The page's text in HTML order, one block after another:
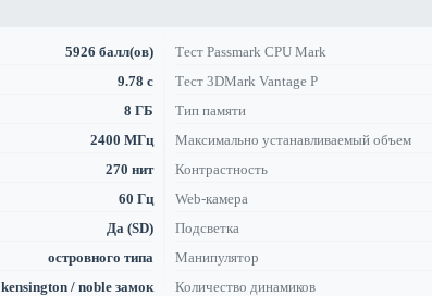
5926 балл(ов) Тест Passmark CPU Mark
9.78 с Тест 3DMark Vantage P
8 ГБ Тип памяти
2400 МГц Максимально устанавливаемый объем
270 нит Контрастность
60 Гц Web-камера
Да (SD) Подсветка
островного типа Манипулятор
kensington / noble замок Количество динамиков